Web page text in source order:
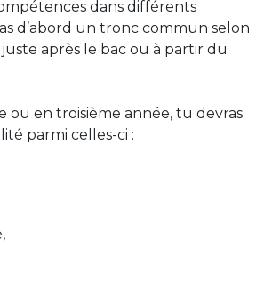
dans différents
d’abord un tronc commun selon
après le bac ou à partir du
ou en troisième année, tu devras
parmi celles-ci :